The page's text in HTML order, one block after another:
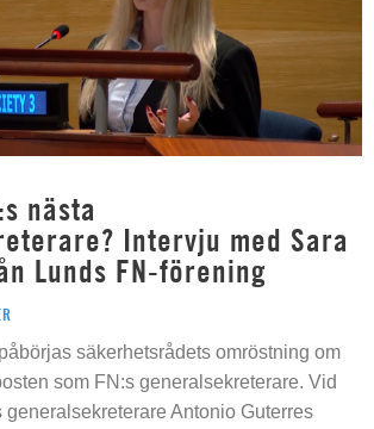
nästa
Intervju med Sara
Lunds FN-förening
säkerhetsrådets omröstning om
som FN:s generalsekreterare. Vid
generalsekreterare Antonio Guterres